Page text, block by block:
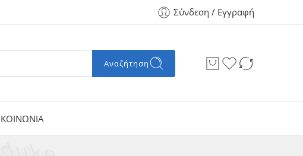
Σύνδεση / Εγγραφή
Αναζήτηση